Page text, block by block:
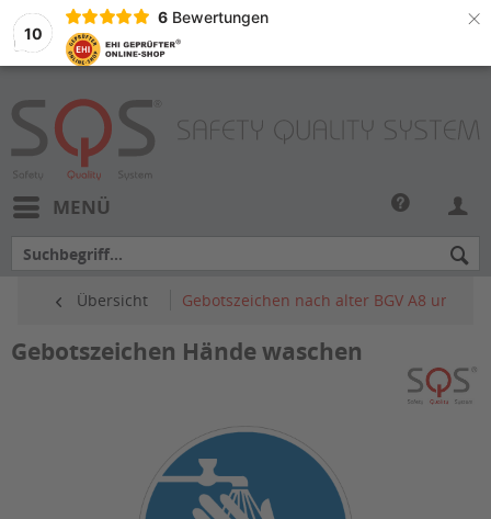
10
6 Bewertungen ×
MENÜ
Übersicht Gebotszeichen nach alter BGV A8 und
Gebotszeichen Hände waschen